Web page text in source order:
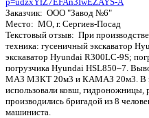
Заказчик: ООО "Завод №6"
Место: МО, г. Сергиев-Посад
Текстовый отзыв: При
техника: гусеничный экскаватор
экскаватор Hyundai R300LC-9S;
погрузчика Hyundai HSL850–7.
МАЗ МЗКТ 20м3 и КАМАЗ 20м3. В
использовали ковш, гидроножницы,
производились бригадой из 8
машиниста.